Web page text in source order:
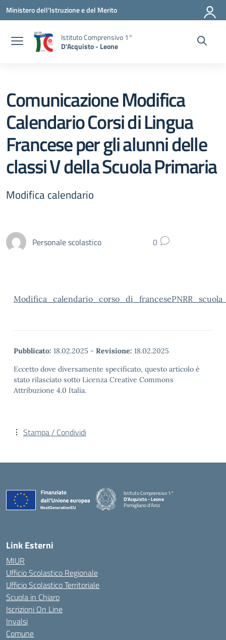
Vai ai contenuti
Vai al menu di navigazione
Vai al footer
Ministero dell'Istruzione e del Merito
Istituto Comprensivo 1°
D'Acquisto - Leone
Comunicazione Modifica
Calendario Corsi di Lingua
Francese per gli alunni delle
classi V della Scuola Primaria
Modifica calendario
Personale scolastico 0
Pubblicato: 18.02.2025 - Revisione: 18.02.2025
Eccetto dove diversamente specificato, questo articolo è
stato rilasciato sotto Licenza Creative Commons
Attribuzione 4.0 Italia.
Stampa / Condividi
Istituto Comprensivo 1°
D'Acquisto - Leone
Pomigliano d'Arco
— Visita la pagina iniziale della scuola
Link Esterni
MIUR
Ufficio Scolastico Regionale
Ufficio Scolastico Territoriale
Scuola in Chiaro
Iscrizioni On Line
Invalsi
Comune